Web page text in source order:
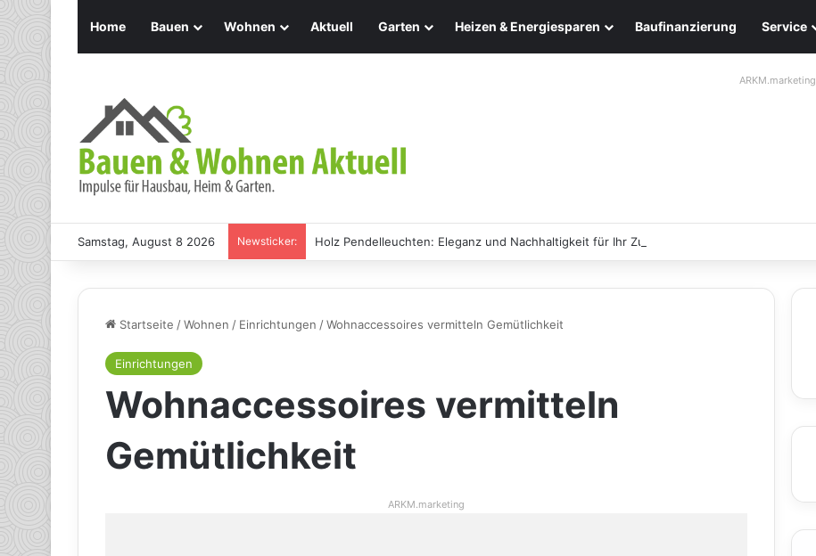
Home Bauen Wohnen Aktuell Garten Heizen & Energiesparen Baufinanzierung Service
ARKM.marketing
Samstag, August 8 2026 Newsticker: Holz Pendelleuchten: Eleganz und Nachhaltigkeit für Ihr Zuhause
Startseite /Wohnen / Einrichtungen /Wohnaccessoires vermitteln Gemütlichkeit
Einrichtungen
Wohnaccessoires vermitteln
Gemütlichkeit
ARKM.marketing